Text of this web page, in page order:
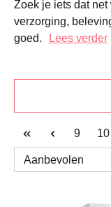
Zoek je iets dat
verzorging,
goed.
Lees verder
Pagina
9 10